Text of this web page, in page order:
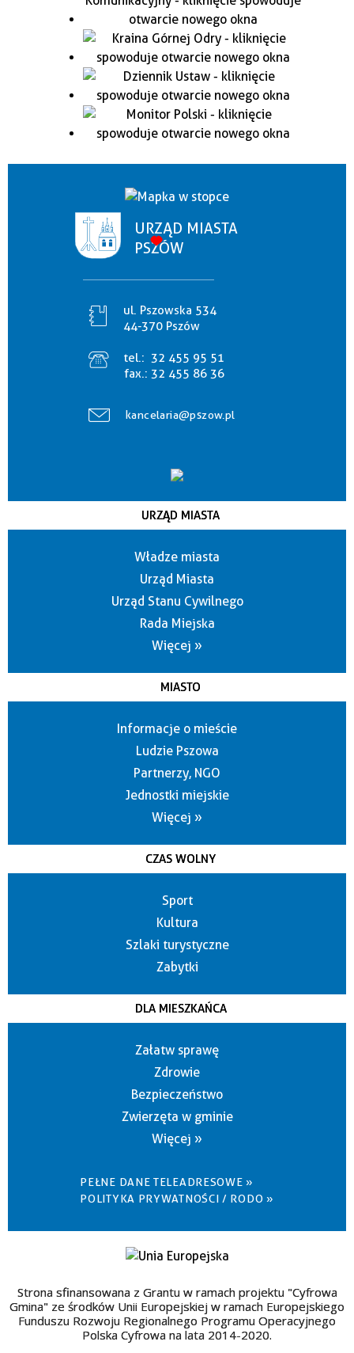
URZĄD MIASTA
PSZÓW
ul. Pszowska 534
44-370 Pszów
tel.: 32 455 95 51
fax.: 32 455 86 36
kancelaria@pszow.pl
URZĄD MIASTA
Władze miasta
Urząd Miasta
Urząd Stanu Cywilnego
Rada Miejska
Więcej »
MIASTO
Informacje o mieście
Ludzie Pszowa
Partnerzy, NGO
Jednostki miejskie
Więcej »
CZAS WOLNY
Sport
Kultura
Szlaki turystyczne
Zabytki
DLA MIESZKAŃCA
Załatw sprawę
Zdrowie
Bezpieczeństwo
Zwierzęta w gminie
Więcej »
PEŁNE DANE TELEADRESOWE »
POLITYKA PRYWATNOŚCI / RODO »
Strona sfinansowana z Grantu w ramach projektu "Cyfrowa
Gmina" ze środków Unii Europejskiej w ramach Europejskiego
Funduszu Rozwoju Regionalnego Programu Operacyjnego
Polska Cyfrowa na lata 2014-2020.